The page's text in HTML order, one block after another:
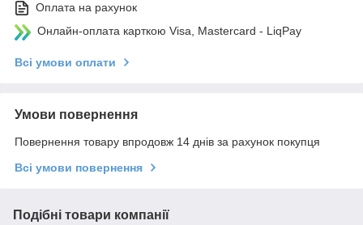
Оплата на рахунок
Онлайн-оплата карткою Visa, Mastercard - LiqPay
Всі умови оплати
Умови повернення
Повернення товару впродовж 14 днів за рахунок покупця
Всі умови повернення
Подібні товари компанії